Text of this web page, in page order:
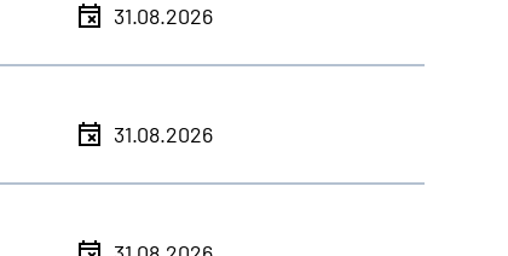
31.08.2026
31.08.2026